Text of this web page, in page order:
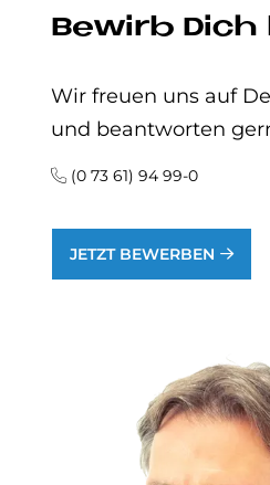
Be­wirb Dich
Wir freuen uns auf
und beantworten
(0 73 61) 94 99-0
JETZT BEWERBEN